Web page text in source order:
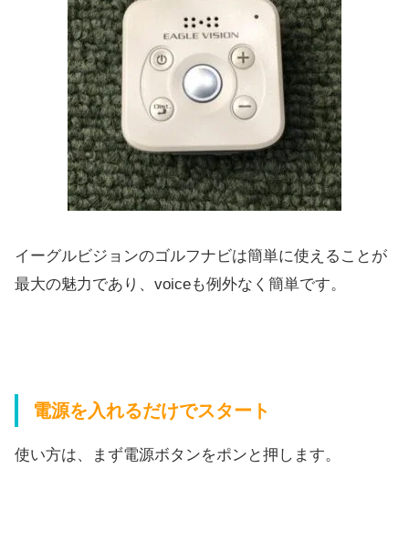
イーグルビジョンのゴルフナビは簡単に使えることが
最大の魅力であり、voiceも例外なく簡単です。
電源を入れるだけでスタート
使い方は、まず電源ボタンをポンと押します。